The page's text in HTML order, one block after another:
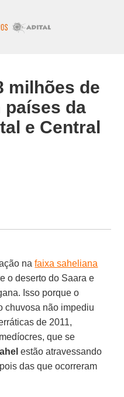
milhões de
países da
e Central
nafaixa saheliana
o deserto do Saara e
Isso porque o
chuvosa não impediu
de 2011,
que se
estão atravessando
das que ocorreram